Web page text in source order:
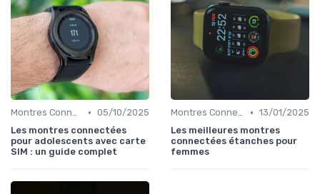
Montres Connectées pour Enfants • 05/10/2025
Les montres connectées
pour adolescents avec carte
SIM : un guide complet
Montres Connectées de Luxe • 13/01/2025
Les meilleures montres
connectées étanches pour
femmes